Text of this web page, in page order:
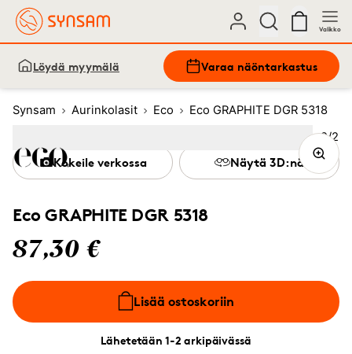
Valikko
Löydä myymälä Varaa näöntarkastus
Synsam Aurinkolasit Eco Eco GRAPHITE DGR 5318
Eco GRAPHITE DGR 5318
87,30 €
Lisää ostoskoriin
Lähetetään 1-2 arkipäivässä
Kokeile verkossa Näytä 3D:nä
Kuva
2/2
(Current image)